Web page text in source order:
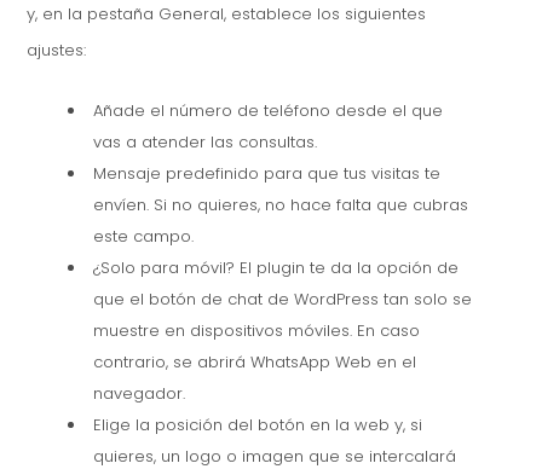
y, en la pestaña General, establece los siguientes
ajustes:
Añade el número de teléfono desde el que
vas a atender las consultas.
Mensaje predefinido para que tus visitas te
envíen. Si no quieres, no hace falta que cubras
este campo.
¿Solo para móvil? El plugin te da la opción de
que el botón de chat de WordPress tan solo se
muestre en dispositivos móviles. En caso
contrario, se abrirá WhatsApp Web en el
navegador.
Elige la posición del botón en la web y, si
quieres, un logo o imagen que se intercalará